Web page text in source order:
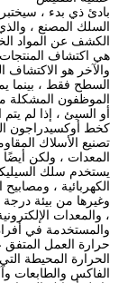
بادئ ذي بدء ،
السلك المصنع ،
الكشف عن المواد
هي اكتشاف المنتجات
والآخر هو
السطح فقط ، بينما
الموظفون المشكلة
أو السيئ ، إذا لم يتم
كخط أوكسيدراجون
تصنيع الأسلاك
المعدات ، ولكن أيضًا
يستخدم سلك
الكهربائية ، ومصابيح
وغيرها من بيئة درجة
، والمعدات
والمستخدمة في
الفاكس والطابعات